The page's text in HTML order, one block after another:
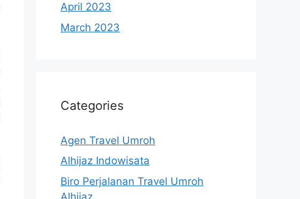
April 2023
March 2023
Categories
Agen Travel Umroh
Alhijaz Indowisata
Biro Perjalanan Travel Umroh
Alhijaz